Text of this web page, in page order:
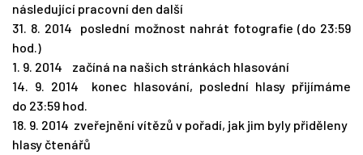
následující pracovní den další
31. 8. 2014 poslední možnost nahrát fotografie (do 23:59
hod.)
1. 9. 2014 začíná na našich stránkách hlasování
14. 9. 2014 konec hlasování, poslední hlasy přijímáme
do 23:59 hod.
18. 9. 2014 zveřejnění vítězů v pořadí, jak jim byly přiděleny
hlasy čtenářů